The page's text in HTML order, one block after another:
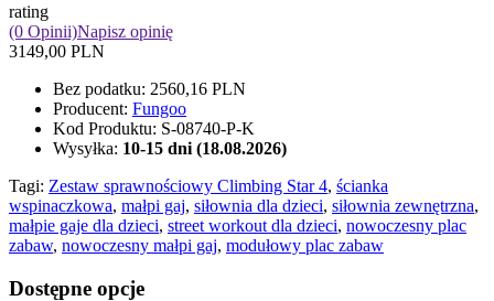
rating
(0 Opinii)Napisz opinię
3149,00 PLN
Bez podatku: 2560,16 PLN
Producent: Fungoo
Kod Produktu: S-08740-P-K
Wysyłka: 10-15 dni (18.08.2026)
Tagi: Zestaw sprawnościowy Climbing Star 4, ścianka
wspinaczkowa, małpi gaj, siłownia dla dzieci, siłownia zewnętrzna,
małpie gaje dla dzieci, street workout dla dzieci, nowoczesny plac
zabaw, nowoczesny małpi gaj, modułowy plac zabaw
Dostępne opcje